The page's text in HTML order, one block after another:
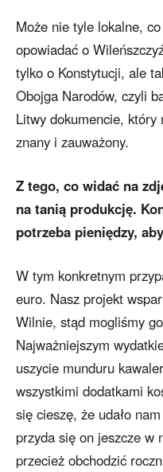
Może nie tyle lokalne,
opowiadać o
tylko o Konstytucji, ale
Obojga Narodów, czyli
Litwy dokumencie,
znany i zauważony.
Z tego, co widać na
na tanią produkcję.
potrzeba pieniędzy,
W tym konkretnym
euro. Nasz projekt
Wilnie, stąd mogliśmy
Najważniejszym
uszycie munduru
wszystkimi dodatkami
się cieszę, że udało
przyda się on jeszcze w
przecież obchodzić